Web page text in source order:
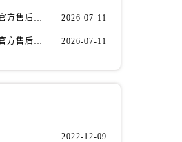
亲身探访名士泰州官方售后服务中心｜最新网点地址及热线（2026年7月最新） 2026-07-11
亲身探访名士海口官方售后服务中心｜全部地址与售后电话（2026年7月最新） 2026-07-11
2022-12-09